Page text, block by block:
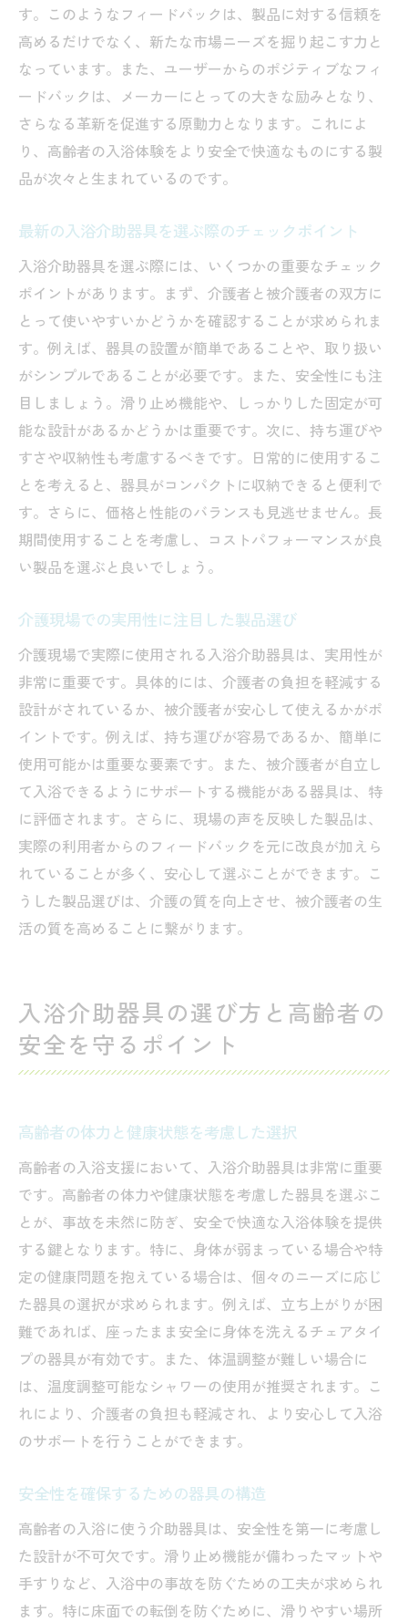
す。このようなフィードバックは、製品に対する信頼を
高めるだけでなく、新たな市場ニーズを掘り起こす力と
なっています。また、ユーザーからのポジティブなフィ
ードバックは、メーカーにとっての大きな励みとなり、
さらなる革新を促進する原動力となります。これによ
り、高齢者の入浴体験をより安全で快適なものにする製
品が次々と生まれているのです。
最新の入浴介助器具を選ぶ際のチェックポイント
入浴介助器具を選ぶ際には、いくつかの重要なチェック
ポイントがあります。まず、介護者と被介護者の双方に
とって使いやすいかどうかを確認することが求められま
す。例えば、器具の設置が簡単であることや、取り扱い
がシンプルであることが必要です。また、安全性にも注
目しましょう。滑り止め機能や、しっかりした固定が可
能な設計があるかどうかは重要です。次に、持ち運びや
すさや収納性も考慮するべきです。日常的に使用するこ
とを考えると、器具がコンパクトに収納できると便利で
す。さらに、価格と性能のバランスも見逃せません。長
期間使用することを考慮し、コストパフォーマンスが良
い製品を選ぶと良いでしょう。
介護現場での実用性に注目した製品選び
介護現場で実際に使用される入浴介助器具は、実用性が
非常に重要です。具体的には、介護者の負担を軽減する
設計がされているか、被介護者が安心して使えるかがポ
イントです。例えば、持ち運びが容易であるか、簡単に
使用可能かは重要な要素です。また、被介護者が自立し
て入浴できるようにサポートする機能がある器具は、特
に評価されます。さらに、現場の声を反映した製品は、
実際の利用者からのフィードバックを元に改良が加えら
れていることが多く、安心して選ぶことができます。こ
うした製品選びは、介護の質を向上させ、被介護者の生
活の質を高めることに繋がります。
入浴介助器具の選び方と高齢者の
安全を守るポイント
高齢者の体力と健康状態を考慮した選択
高齢者の入浴支援において、入浴介助器具は非常に重要
です。高齢者の体力や健康状態を考慮した器具を選ぶこ
とが、事故を未然に防ぎ、安全で快適な入浴体験を提供
する鍵となります。特に、身体が弱まっている場合や特
定の健康問題を抱えている場合は、個々のニーズに応じ
た器具の選択が求められます。例えば、立ち上がりが困
難であれば、座ったまま安全に身体を洗えるチェアタイ
プの器具が有効です。また、体温調整が難しい場合に
は、温度調整可能なシャワーの使用が推奨されます。こ
れにより、介護者の負担も軽減され、より安心して入浴
のサポートを行うことができます。
安全性を確保するための器具の構造
高齢者の入浴に使う介助器具は、安全性を第一に考慮し
た設計が不可欠です。滑り止め機能が備わったマットや
手すりなど、入浴中の事故を防ぐための工夫が求められ
ます。特に床面での転倒を防ぐために、滑りやすい場所